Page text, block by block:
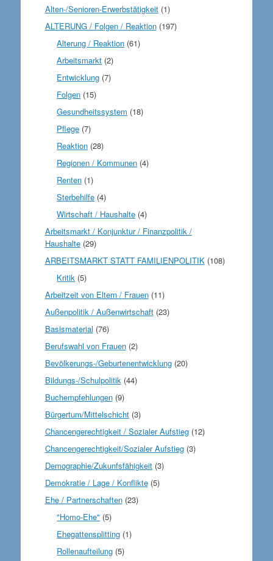
Alten-/Senioren-Erwerbstätigkeit(1)
ALTERUNG / Folgen / Reaktion(197)
Alterung / Reaktion (61)
Arbeitsmarkt (2)
Entwicklung (7)
Folgen (15)
Gesundheitssystem (18)
Pflege (7)
Reaktion (28)
Regionen / Kommunen (4)
Renten (1)
Sterbehilfe (4)
Wirtschaft / Haushalte (4)
Arbeitsmarkt / Konjunktur / Finanzpolitik /
Haushalte(29)
ARBEITSMARKT STATT FAMILIENPOLITIK(108)
Kritik (5)
Arbeitzeit von Eltern / Frauen(11)
Außenpolitik / Außenwirtschaft(23)
Basismaterial (76)
Berufswahl von Frauen(2)
Bevölkerungs-/Geburtenentwicklung(20)
Bildungs-/Schulpolitik (44)
Buchempfehlungen(9)
Bürgertum/Mittelschicht(3)
Chancengerechtigkeit / Sozialer Aufstieg(12)
Chancengerechtigkeit/Sozialer Aufstieg(3)
Demographie/Zukunfsfähigkeit(3)
Demokratie / Lage / Konflikte(5)
Ehe / Partnerschaften(23)
"Homo-Ehe" (5)
Ehegattensplitting (1)
Rollenaufteilung (5)